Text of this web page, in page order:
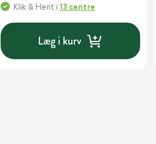
Klik & Hent i 13 centre
Læg i kurv